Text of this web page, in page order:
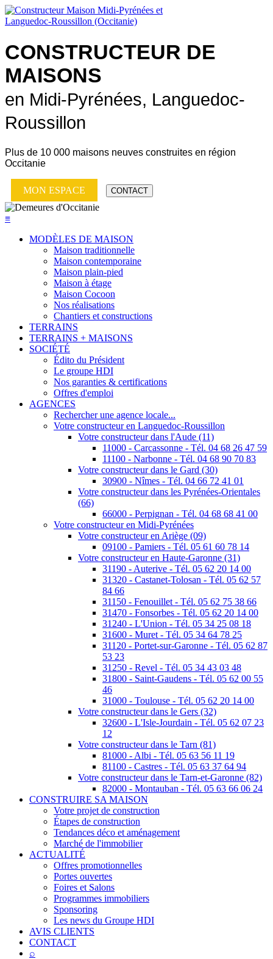
CONSTRUCTEUR DE
MAISONS
en Midi-Pyrénées, Languedoc-
Roussillon
Plus de 10 000 maisons neuves construites en région
Occitanie
MON ESPACE CONTACT
≡
MODÈLES DE MAISON
Maison traditionnelle
Maison contemporaine
Maison plain-pied
Maison à étage
Maison Cocoon
Nos réalisations
Chantiers et constructions
TERRAINS
TERRAINS + MAISONS
SOCIÉTÉ
Édito du Président
Le groupe HDI
Nos garanties & certifications
Offres d'emploi
AGENCES
Rechercher une agence locale...
Votre constructeur en Languedoc-Roussillon
Votre constructeur dans l'Aude (11)
11000 - Carcassonne - Tél. 04 68 26 47 59
11100 - Narbonne - Tél. 04 68 90 70 83
Votre constructeur dans le Gard (30)
30900 - Nîmes - Tél. 04 66 72 41 01
Votre constructeur dans les Pyrénées-Orientales
(66)
66000 - Perpignan - Tél. 04 68 68 41 00
Votre constructeur en Midi-Pyrénées
Votre constructeur en Ariège (09)
09100 - Pamiers - Tél. 05 61 60 78 14
Votre constructeur en Haute-Garonne (31)
31190 - Auterive - Tél. 05 62 20 14 00
31320 - Castanet-Tolosan - Tél. 05 62 57
84 66
31150 - Fenouillet - Tél. 05 62 75 38 66
31470 - Fonsorbes - Tél. 05 62 20 14 00
31240 - L'Union - Tél. 05 34 25 08 18
31600 - Muret - Tél. 05 34 64 78 25
31120 - Portet-sur-Garonne - Tél. 05 62 87
53 23
31250 - Revel - Tél. 05 34 43 03 48
31800 - Saint-Gaudens - Tél. 05 62 00 55
46
31000 - Toulouse - Tél. 05 62 20 14 00
Votre constructeur dans le Gers (32)
32600 - L'Isle-Jourdain - Tél. 05 62 07 23
12
Votre constructeur dans le Tarn (81)
81000 - Albi - Tél. 05 63 56 11 19
81100 - Castres - Tél. 05 63 37 64 94
Votre constructeur dans le Tarn-et-Garonne (82)
82000 - Montauban - Tél. 05 63 66 06 24
CONSTRUIRE SA MAISON
Votre projet de construction
Étapes de construction
Tendances déco et aménagement
Marché de l'immobilier
ACTUALITÉ
Offres promotionnelles
Portes ouvertes
Foires et Salons
Programmes immobiliers
Sponsoring
Les news du Groupe HDI
AVIS CLIENTS
CONTACT
⌕